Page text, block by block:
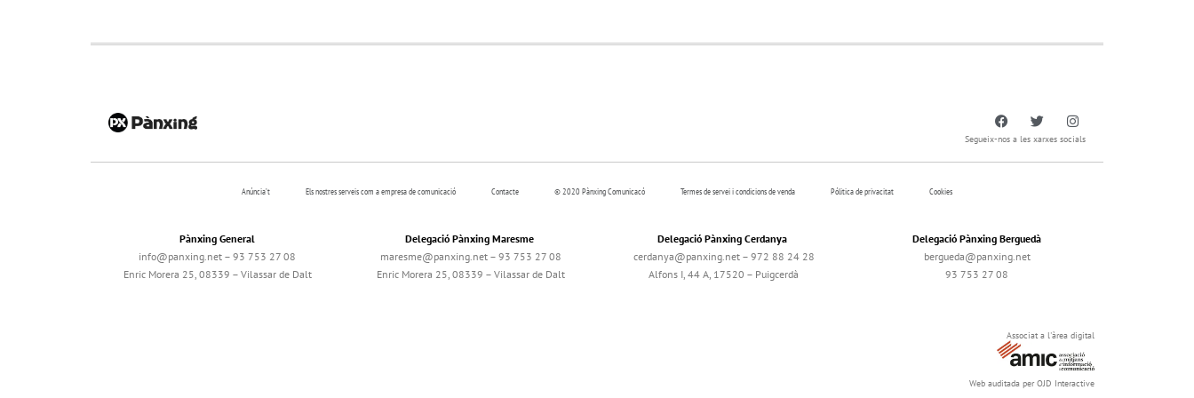
Segueix-nos a les xarxes socials
Anúncia’t Els nostres serveis com a empresa de comunicació Contacte © 2020 Pànxing Comunicacó Termes de servei i condicions de venda Pólitica de privacitat Cookies
Pànxing General
info@panxing.net – 93 753 27 08
Enric Morera 25, 08339 – Vilassar de Dalt
Delegació Pànxing Maresme
maresme@panxing.net – 93 753 27 08
Enric Morera 25, 08339 – Vilassar de Dalt
Delegació Pànxing Cerdanya
cerdanya@panxing.net – 972 88 24 28
Alfons I, 44 A, 17520 – Puigcerdà
Delegació Pànxing Berguedà
bergueda@panxing.net
93 753 27 08
Associat a l'àrea digital
Web auditada per OJD Interactive